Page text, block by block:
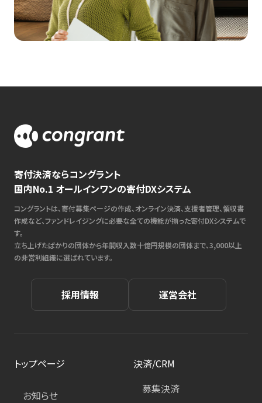
寄付決済ならコングラント
国内No.1 オールインワンの寄付DXシステム
コングラントは、寄付募集ページの作成、オンライン決済、支援者管理、領収書
作成など、ファンドレイジングに必要な全ての機能が揃った寄付DXシステムで
す。
立ち上げたばかりの団体から年間収入数十億円規模の団体まで、3,000以上
の非営利組織に選ばれています。
採用情報 運営会社
トップページ
お知らせ
決済/CRM
募集決済